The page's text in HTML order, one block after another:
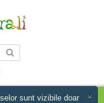
×
sunt vizibile doar